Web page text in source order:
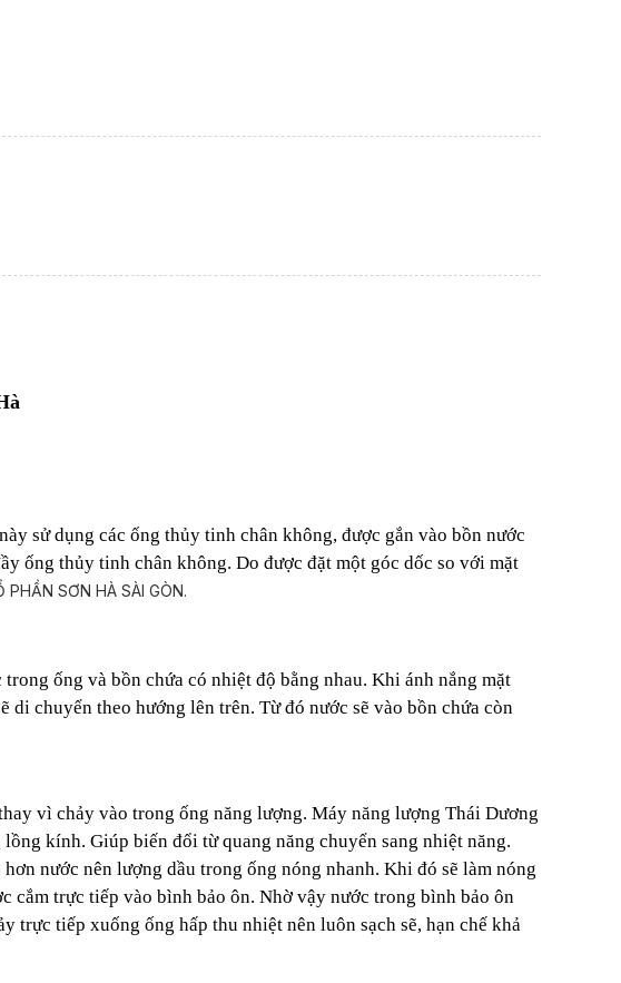
sử dụng các ống thủy tinh chân không, được gắn vào bồn nước
ống thủy tinh chân không. Do được đặt một góc dốc so với mặt
ống và bồn chứa có nhiệt độ bằng nhau. Khi ánh nắng mặt
chuyển theo hướng lên trên. Từ đó nước sẽ vào bồn chứa còn
vì chảy vào trong ống năng lượng. Máy năng lượng Thái Dương
kính. Giúp biến đổi từ quang năng chuyển sang nhiệt năng.
nước nên lượng dầu trong ống nóng nhanh. Khi đó sẽ làm nóng
cắm trực tiếp vào bình bảo ôn. Nhờ vậy nước trong bình bảo ôn
trực tiếp xuống ống hấp thu nhiệt nên luôn sạch sẽ, hạn chế khả